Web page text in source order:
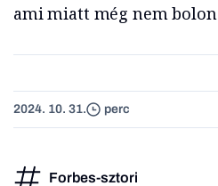
ami miatt még nem
2024. 10. 31. perc
Forbes-sztori